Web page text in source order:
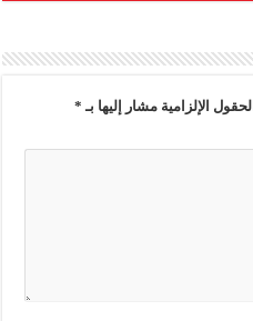
الحقول الإلزامية مشار إليها بـ *